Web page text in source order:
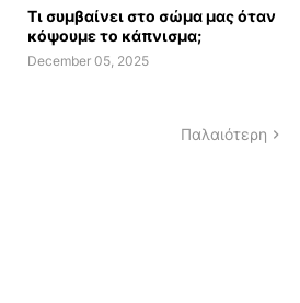
Τι συμβαίνει στο σώμα μας όταν
κόψουμε το κάπνισμα;
December 05, 2025
Παλαιότερη